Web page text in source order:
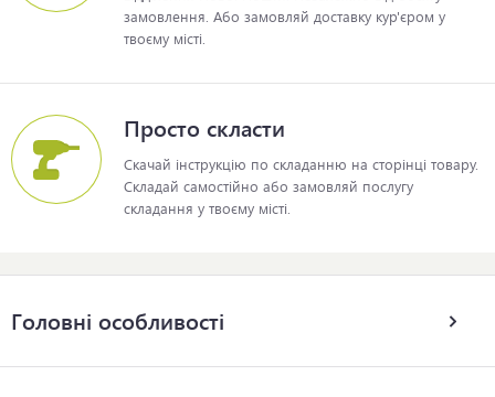
Головні особливості
замовлення. Або замовляй доставку кур'єром у
твоєму місті.
Просто скласти
Скачай інструкцію по складанню на сторінці товару.
Складай самостійно або замовляй послугу
складання у твоєму місті.